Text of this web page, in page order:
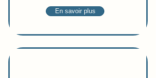
En savoir plus